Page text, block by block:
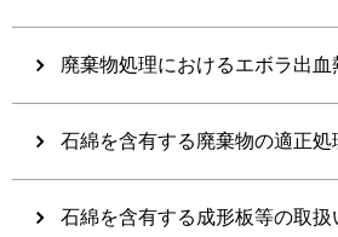
廃棄物処理におけるエボラ出血
石綿を含有する廃棄物の適正処
石綿を含有する成形板等の取扱